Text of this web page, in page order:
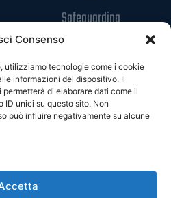
Consenso
utilizziamo tecnologie come i cookie
informazioni del dispositivo. Il
di elaborare dati come il
ID unici su questo sito. Non
può influire negativamente su alcune
Safeguarding
Codice di Condotta
Privacy Policy
Cookie Policy